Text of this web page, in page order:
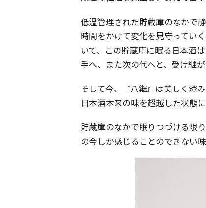
低温管理された貯蔵庫のなかで
時間をかけて変化を見守ってい
いて、この貯蔵庫に眠る日本酒
手へ、また次の代へと、受け継が
そして今、『八継』は美しく澄
日本酒本来の味を超越した状態に
貯蔵庫のなかで眠りつづける限
の今しか感じることのできない味